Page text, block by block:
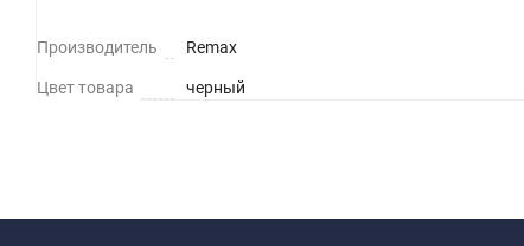
Производитель Remax
Цвет товара черный